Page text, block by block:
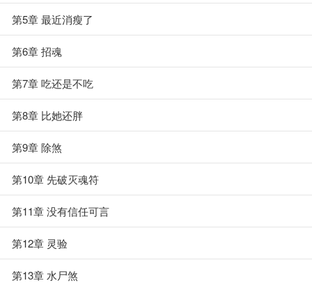
第5章 最近消瘦了
第6章 招魂
第7章 吃还是不吃
第8章 比她还胖
第9章 除煞
第10章 先破灭魂符
第11章 没有信任可言
第12章 灵验
第13章 水尸煞